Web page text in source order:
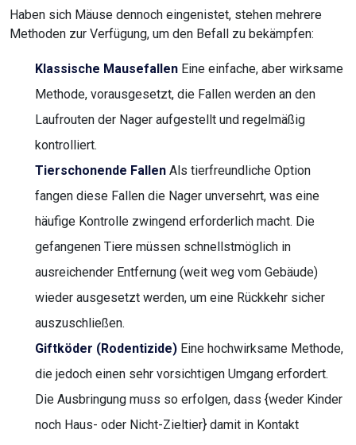
Haben sich Mäuse dennoch eingenistet, stehen mehrere
Methoden zur Verfügung, um den Befall zu bekämpfen:
Klassische Mausefallen Eine einfache, aber wirksame
Methode, vorausgesetzt, die Fallen werden an den
Laufrouten der Nager aufgestellt und regelmäßig
kontrolliert.
Tierschonende Fallen Als tierfreundliche Option
fangen diese Fallen die Nager unversehrt, was eine
häufige Kontrolle zwingend erforderlich macht. Die
gefangenen Tiere müssen schnellstmöglich in
ausreichender Entfernung (weit weg vom Gebäude)
wieder ausgesetzt werden, um eine Rückkehr sicher
auszuschließen.
Giftköder (Rodentizide) Eine hochwirksame Methode,
die jedoch einen sehr vorsichtigen Umgang erfordert.
Die Ausbringung muss so erfolgen, dass {weder Kinder
noch Haus- oder Nicht-Zieltier} damit in Kontakt